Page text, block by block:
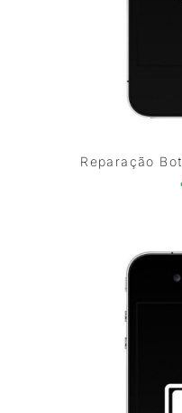
Reparação